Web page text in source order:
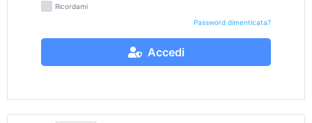
Ricordami
Password dimenticata?
Accedi